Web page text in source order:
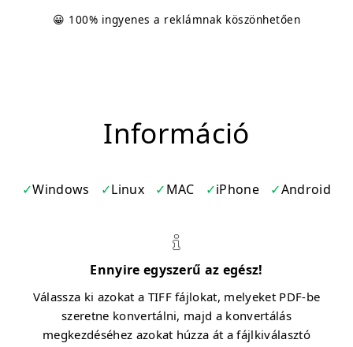
😀 100% ingyenes a reklámnak köszönhetően
Információ
Windows Linux MAC iPhone Android
Ennyire egyszerű az egész!
Válassza ki azokat a TIFF fájlokat, melyeket PDF-be
szeretne konvertálni, majd a konvertálás
megkezdéséhez azokat húzza át a fájlkiválasztó